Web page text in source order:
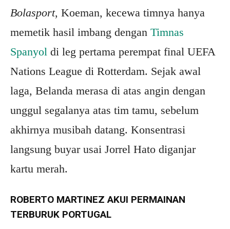
Bolasport, Koeman, kecewa timnya hanya
memetik hasil imbang dengan Timnas
Spanyol di leg pertama perempat final UEFA
Nations League di Rotterdam. Sejak awal
laga, Belanda merasa di atas angin dengan
unggul segalanya atas tim tamu, sebelum
akhirnya musibah datang. Konsentrasi
langsung buyar usai Jorrel Hato diganjar
kartu merah.
ROBERTO MARTINEZ AKUI PERMAINAN
TERBURUK PORTUGAL